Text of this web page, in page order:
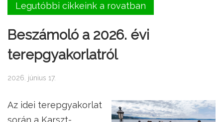
Legutóbbi cikkeink a rovatban
Beszámoló a 2026. évi
terepgyakorlatról
2026. június 17.
Az idei terepgyakorlat
során a Karszt-